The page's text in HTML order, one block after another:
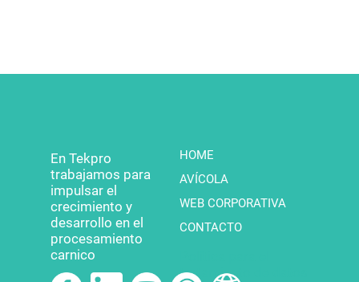
En Tekpro
trabajamos para
impulsar el
crecimiento y
desarrollo en el
procesamiento
carnico
HOME
AVÍCOLA
WEB CORPORATIVA
CONTACTO
tratamiento de datos